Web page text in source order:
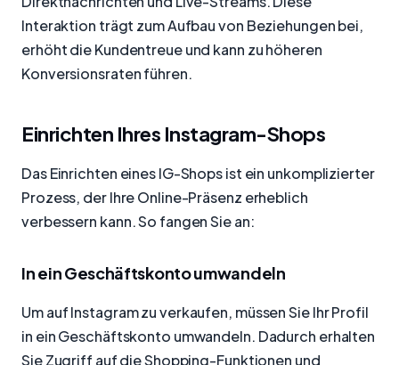
Interaktion trägt zum Aufbau von Beziehungen bei,
erhöht die Kundentreue und kann zu höheren
Konversionsraten führen.
Einrichten Ihres Instagram-Shops
Das Einrichten eines IG-Shops ist ein unkomplizierter
Prozess, der Ihre Online-Präsenz erheblich
verbessern kann. So fangen Sie an:
In ein Geschäftskonto umwandeln
Um auf Instagram zu verkaufen, müssen Sie Ihr Profil
in ein Geschäftskonto umwandeln. Dadurch erhalten
Sie Zugriff auf die Shopping-Funktionen und